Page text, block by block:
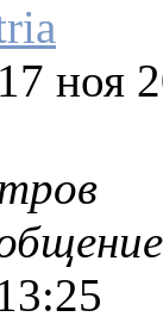
17 ноя